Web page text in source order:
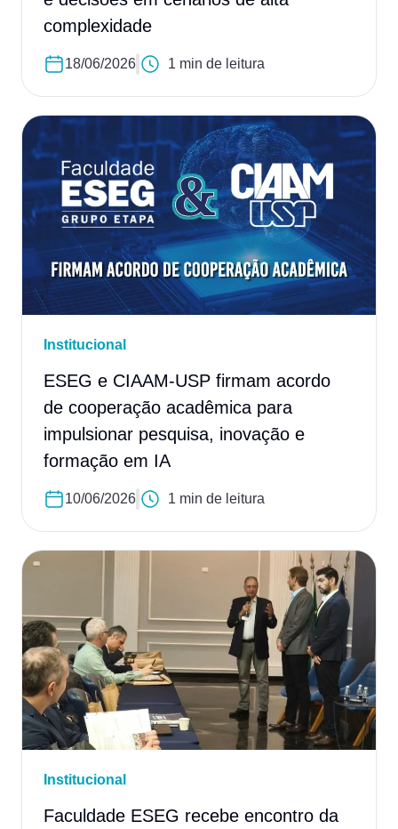
complexidade
18/06/2026 1 min de leitura
Institucional
ESEG e CIAAM-USP firmam acordo
de cooperação acadêmica para
impulsionar pesquisa, inovação e
formação em IA
10/06/2026 1 min de leitura
Institucional
Faculdade ESEG recebe encontro da